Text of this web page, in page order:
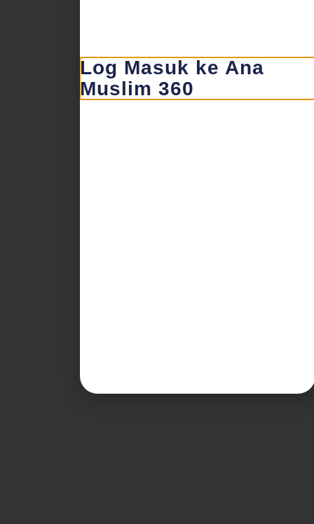
Log Masuk ke Ana
Muslim 360